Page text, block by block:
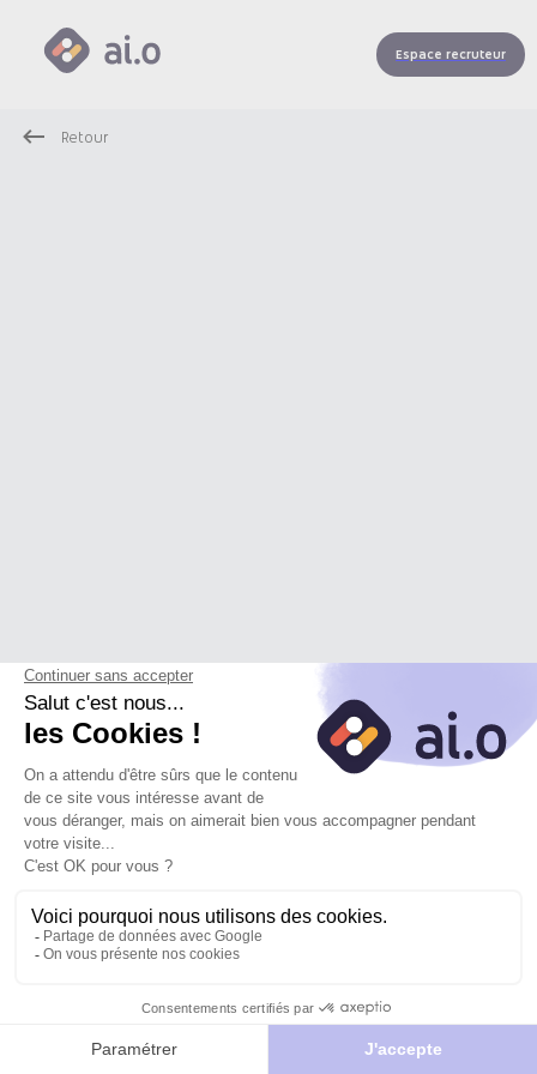
Espace recruteur
Retour